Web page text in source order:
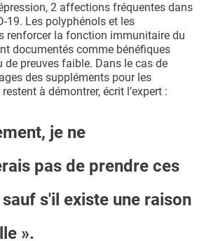
2 affections fréquentes dans
19. Les polyphénols et les
renforcer la fonction immunitaire du
documentés comme bénéfiques
de preuves faible. Dans le cas de
des suppléments pour les
à démontrer, écrit l’expert :
je ne
pas de prendre ces
s'il existe une raison
».